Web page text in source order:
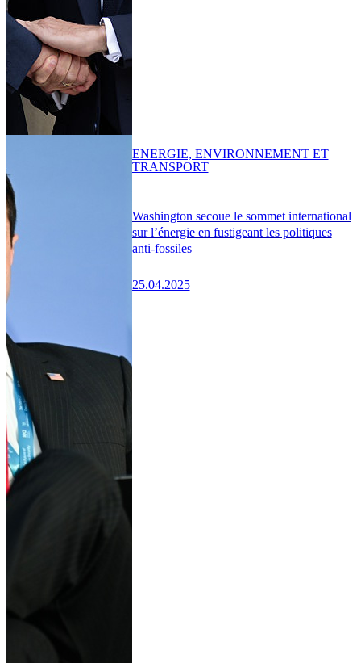
Washington secoue le sommet international
sur l’énergie en fustigeant les politiques
anti-fossiles
25.04.2025
ENERGIE, ENVIRONNEMENT ET
TRANSPORT